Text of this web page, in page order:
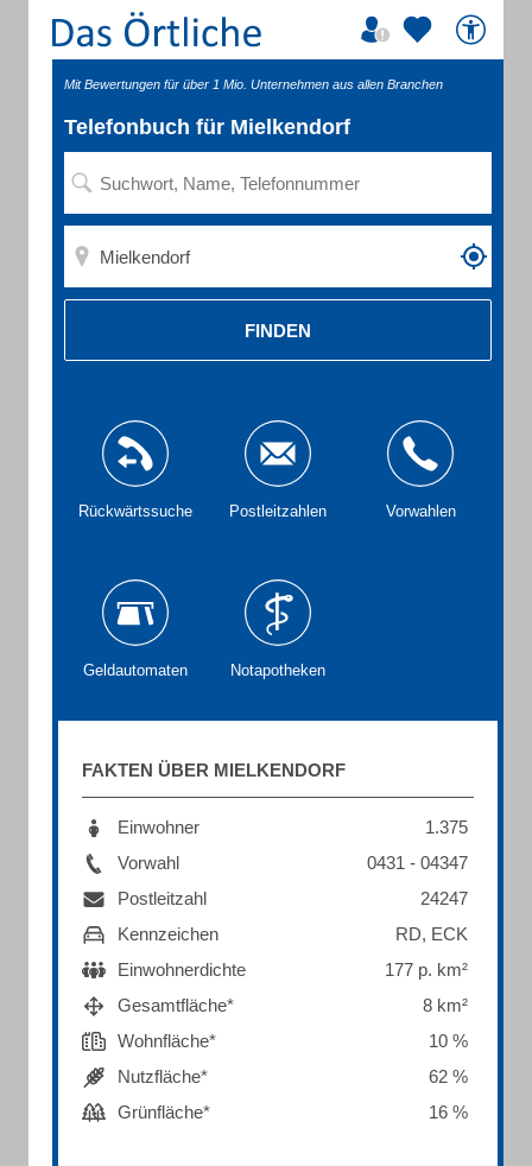
Mit Bewertungen für über 1 Mio. Unternehmen aus allen Branchen
Telefonbuch für Mielkendorf
FINDEN
Rückwärtssuche Postleitzahlen Vorwahlen
Geldautomaten Notapotheken
FAKTEN ÜBER MIELKENDORF
Einwohner
1.375
Vorwahl
0431 - 04347
Postleitzahl
24247
Kennzeichen
RD, ECK
Einwohnerdichte
177 p. km²
Gesamtfläche*
8 km²
Wohnfläche*
10 %
Nutzfläche*
62 %
Grünfläche*
16 %